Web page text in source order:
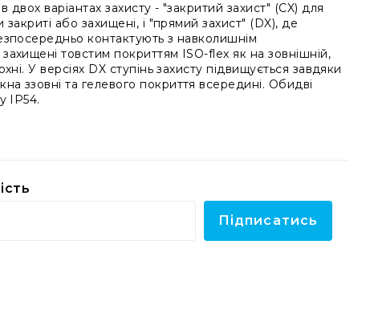
двох варіантах захисту - "закритий захист" (CX) для
закриті або захищені, і "прямий захист" (DX), де
контактують з навколишнім
товстим покриттям ISO-flex як на зовнішній,
У версіях DX ступінь захисту підвищується завдяки
ззовні та гелевого покриття всередині. Обидві
IP54.
Підписатись